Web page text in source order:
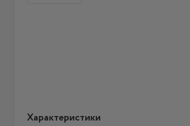
Характеристики